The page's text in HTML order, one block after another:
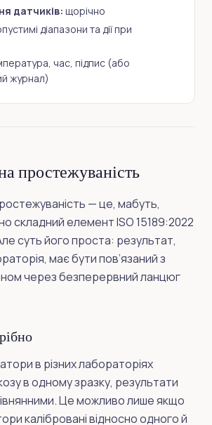
датчиків: щорічно
діапазони та дії при
час, підпис (або
журнал)
простежуваність
— це, мабуть,
складний елемент ISO 15189:2022
суть його проста: результат,
має бути пов’язаний з
через безперервний ланцюг
в різних лабораторіях
в одному зразку, результати
Це можливо лише якщо
калібровані відносно одного й